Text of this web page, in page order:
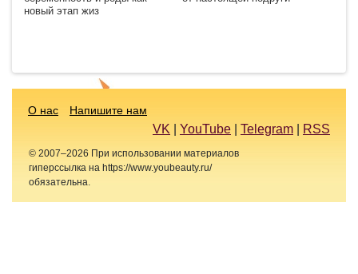
новый этап жиз
О нас Напишите нам
VK YouTube Telegram RSS
© 2007–2026 При использовании материалов
гиперссылка на https://www.youbeauty.ru/
обязательна.